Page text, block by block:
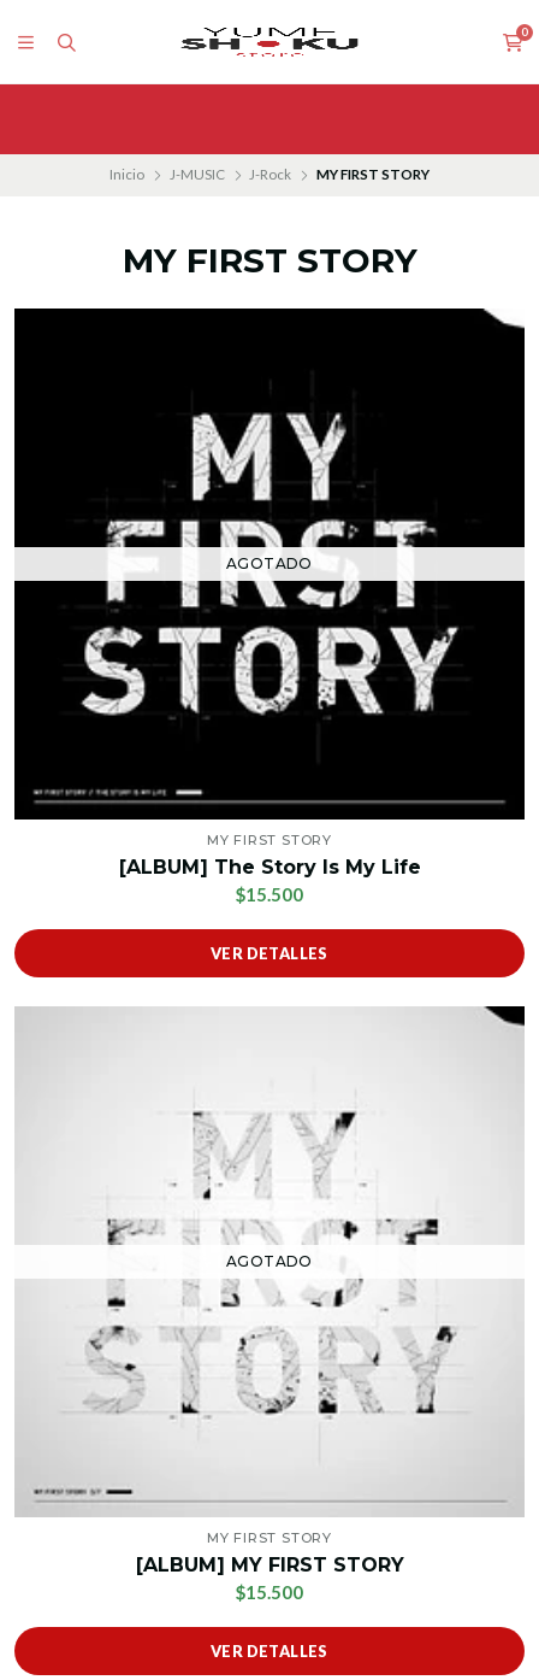
0
Inicio J-MUSIC J-Rock MY FIRST STORY
MY FIRST STORY
AGOTADO
MY FIRST STORY
[ALBUM] The Story Is My Life
$15.500
VER DETALLES
AGOTADO
MY FIRST STORY
[ALBUM] MY FIRST STORY
$15.500
VER DETALLES